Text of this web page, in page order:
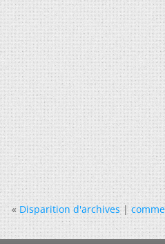
« Disparition d'archives|